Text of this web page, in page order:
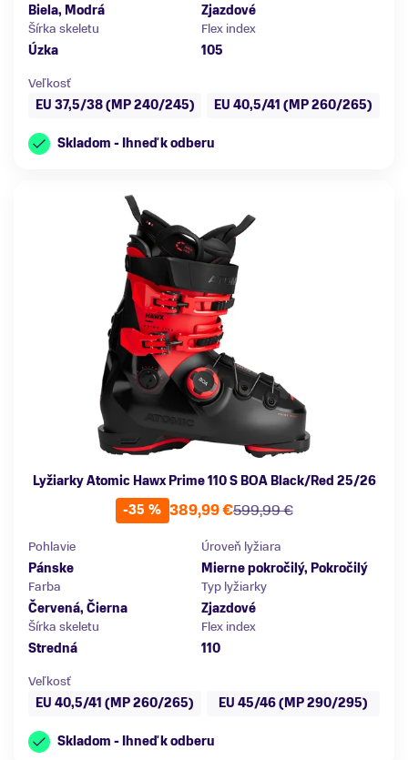
Biela, Modrá
Zjazdové
Šírka skeletu
Úzka
Flex index
105
Veľkosť
EU 37,5/38 (MP 240/245)
EU 40,5/41 (MP 260/265)
Skladom - Ihneď k odberu
Lyžiarky Atomic Hawx Prime 110 S BOA Black/Red 25/26
-35 %
599,99 €
389,99 €
Pohlavie
Pánske
Úroveň lyžiara
Mierne pokročilý, Pokročilý
Farba
Červená, Čierna
Typ lyžiarky
Zjazdové
Šírka skeletu
Stredná
Flex index
110
Veľkosť
EU 40,5/41 (MP 260/265)
EU 45/46 (MP 290/295)
Skladom - Ihneď k odberu